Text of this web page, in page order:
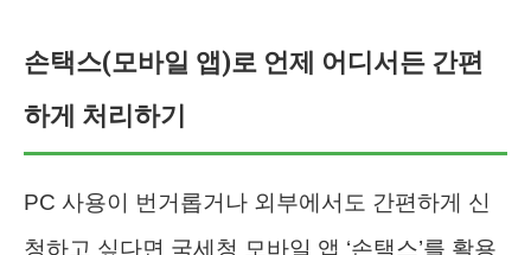
손택스(모바일 앱)로 언제 어디서든 간편
하게 처리하기
PC 사용이 번거롭거나 외부에서도 간편하게 신
청하고 싶다면 국세청 모바일 앱 ‘손택스’를 활용